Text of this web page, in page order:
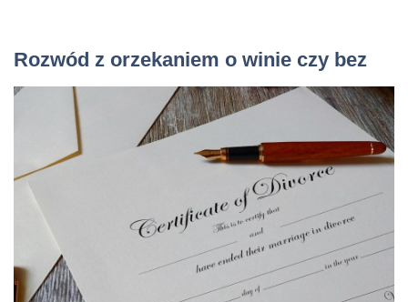
Rozwód z orzekaniem o winie czy bez